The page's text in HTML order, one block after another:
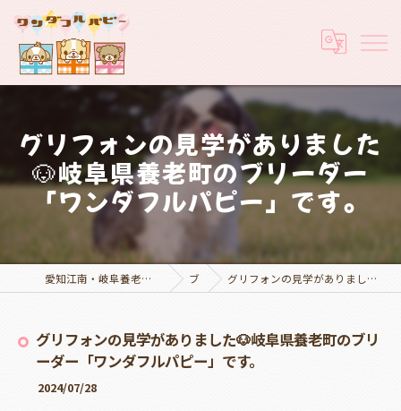
グリフォンの見学がありました
🐶岐阜県養老町のブリーダー
「ワンダフルパピー」です。
愛知江南・岐阜養老でブリーダーなら実績豊富なワンダフルパピー ブログ グリフォンの見学がありました🐶岐阜県養老町のブリーダー「ワンダフルパピー」です。
グリフォンの見学がありました🐶岐阜県養老町のブリ
ーダー「ワンダフルパピー」です。
2024/07/28